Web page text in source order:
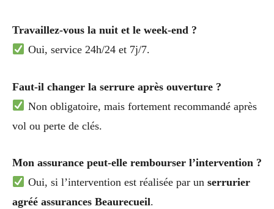
Travaillez-vous la nuit et le week-end ?
Oui, service 24h/24 et 7j/7.
Faut-il changer la serrure après ouverture ?
Non obligatoire, mais fortement recommandé après
vol ou perte de clés.
Mon assurance peut-elle rembourser l’intervention ?
Oui, si l’intervention est réalisée par un serrurier
agréé assurances Beaurecueil.